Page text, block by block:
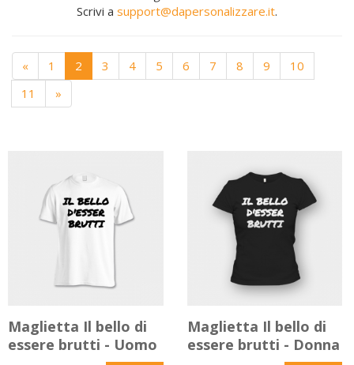
Scrivi a support@dapersonalizzare.it.
« 1 2 3 4 5 6 7 8 9
10
11
»
Maglietta Il bello di
essere brutti - Uomo
Maglietta Il bello di
essere brutti - Donna